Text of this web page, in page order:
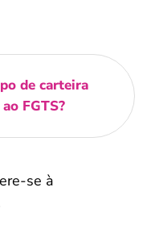
de carteira
FGTS?
se à